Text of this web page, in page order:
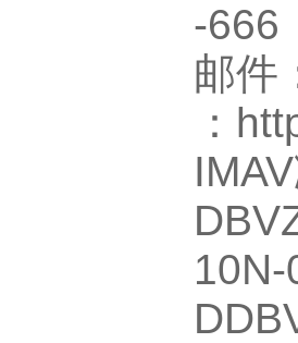
-666
邮件
：
IMAV